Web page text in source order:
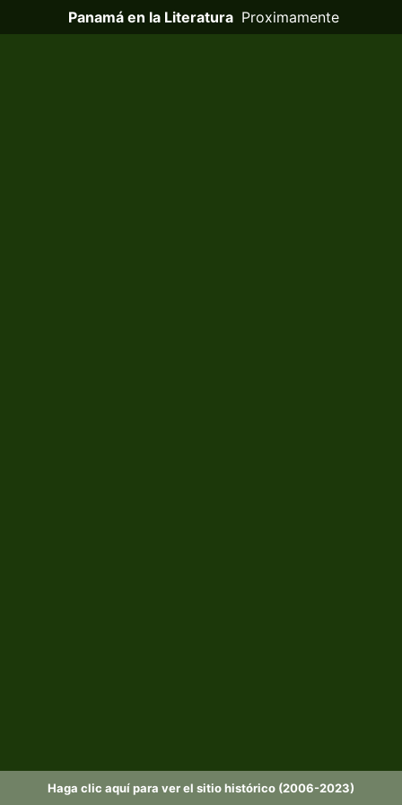
Panamá en la Literatura Proximamente
Haga clic aquí para ver el sitio histórico (2006-2023)